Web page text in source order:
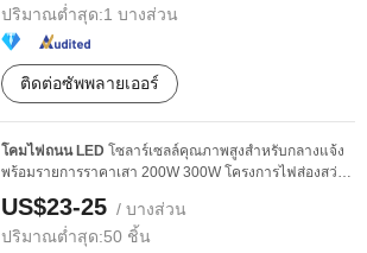
ปริมาณต่ำสุด:1 บางส่วน
ติดต่อซัพพลายเออร์
โคมไฟถนน LED โซลาร์เซลล์คุณภาพสูงสำหรับกลางแจ้ง
พร้อมรายการราคาเสา 200W 300W โครงการไฟส่องสว่าง
US$23-25 / บางส่วน
ปริมาณต่ำสุด:50 ชิ้น